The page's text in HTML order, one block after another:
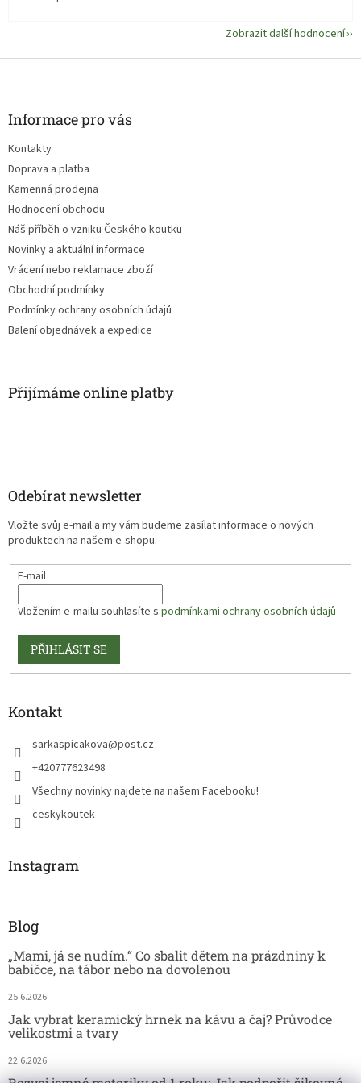
Zobrazit další hodnocení
Informace pro vás
Kontakty
Doprava a platba
Kamenná prodejna
Hodnocení obchodu
Náš příběh o vzniku Českého koutku
Novinky a aktuální informace
Vrácení nebo reklamace zboží
Obchodní podmínky
Podmínky ochrany osobních údajů
Balení objednávek a expedice
Přijímáme online platby
Odebírat newsletter
Vložte svůj e-mail a my vám budeme zasílat informace o nových
produktech na našem e-shopu.
E-mail
Vložením e-mailu souhlasíte s podmínkami ochrany osobních údajů
PŘIHLÁSIT SE
Kontakt
sarkaspicakova@post.cz
+420777623498
Všechny novinky najdete na našem Facebooku!
ceskykoutek
Instagram
Blog
„Mami, já se nudím.“ Co sbalit dětem na prázdniny k
babičce, na tábor nebo na dovolenou
25.6.2026
Jak vybrat keramický hrnek na kávu a čaj? Průvodce
velikostmi a tvary
22.6.2026